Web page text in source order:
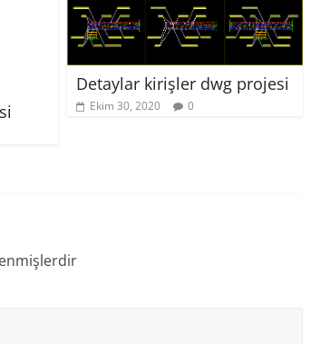
Detaylar kirişler dwg projesi
Ekim 30, 2020 0